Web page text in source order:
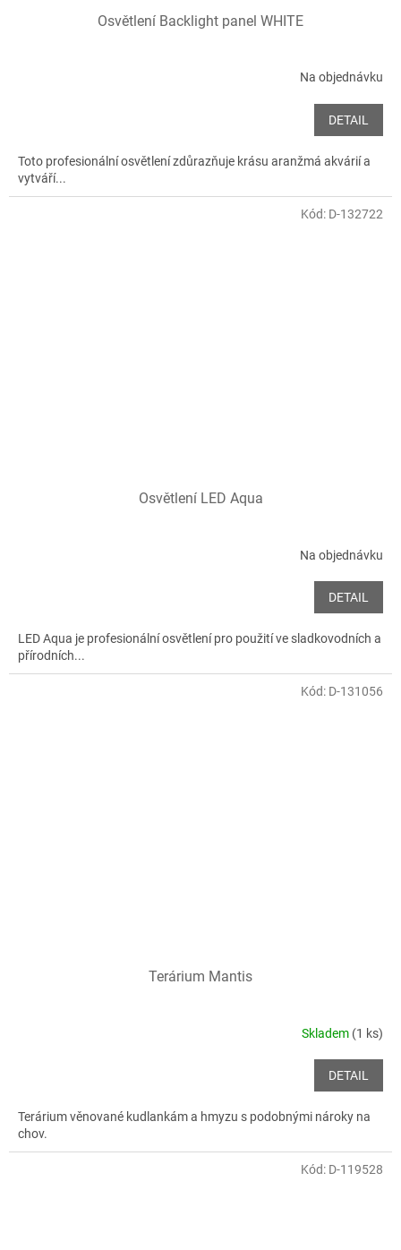
Osvětlení Backlight panel WHITE
Na objednávku
DETAIL
Toto profesionální osvětlení zdůrazňuje krásu aranžmá akvárií a
vytváří...
Osvětlení LED Aqua
Na objednávku
DETAIL
LED Aqua je profesionální osvětlení pro použití ve sladkovodních a
přírodních...
Kód: D-132722
Terárium Mantis
Skladem (1 ks)
DETAIL
Terárium věnované kudlankám a hmyzu s podobnými nároky na
chov.
Kód: D-131056
Kód: D-119528